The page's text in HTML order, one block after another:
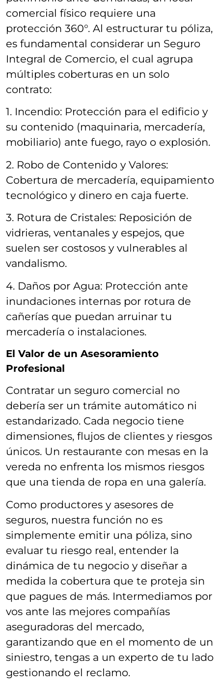
comercial físico requiere una
protección 360°. Al estructurar tu póliza,
es fundamental considerar un Seguro
Integral de Comercio, el cual agrupa
múltiples coberturas en un solo
contrato:
1. Incendio: Protección para el edificio y
su contenido (maquinaria, mercadería,
mobiliario) ante fuego, rayo o explosión.
2. Robo de Contenido y Valores:
Cobertura de mercadería, equipamiento
tecnológico y dinero en caja fuerte.
3. Rotura de Cristales: Reposición de
vidrieras, ventanales y espejos, que
suelen ser costosos y vulnerables al
vandalismo.
4. Daños por Agua: Protección ante
inundaciones internas por rotura de
cañerías que puedan arruinar tu
mercadería o instalaciones.
El Valor de un Asesoramiento
Profesional
Contratar un seguro comercial no
debería ser un trámite automático ni
estandarizado. Cada negocio tiene
dimensiones, flujos de clientes y riesgos
únicos. Un restaurante con mesas en la
vereda no enfrenta los mismos riesgos
que una tienda de ropa en una galería.
Como productores y asesores de
seguros, nuestra función no es
simplemente emitir una póliza, sino
evaluar tu riesgo real, entender la
dinámica de tu negocio y diseñar a
medida la cobertura que te proteja sin
que pagues de más. Intermediamos por
vos ante las mejores compañías
aseguradoras del mercado,
garantizando que en el momento de un
siniestro, tengas a un experto de tu lado
gestionando el reclamo.